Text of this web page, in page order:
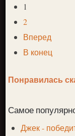
1
2
Вперед
В конец
Понравилась
Самое
Джек -